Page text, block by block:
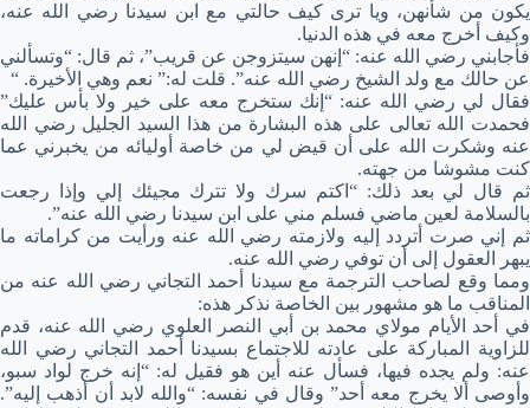
يكون من شأنهن، ويا ترى كيف حالتي مع ابن سيدنا رضي الله عنه،
وكيف أخرج معه في هذه الدنيا.
فأجابني رضي الله عنه: “إنهن سيتزوجن عن قريب”، ثم قال: “وتسألني
عن حالك مع ولد الشيخ رضي الله عنه”. قلت له:” نعم وهي الأخيرة. “
فقال لي رضي الله عنه: “إنك ستخرج معه على خير ولا بأس عليك”
فحمدت الله تعالى على هذه البشارة من هذا السيد الجليل رضي الله
عنه وشكرت الله على أن قيض لي من خاصة أوليائه من يخبرني عما
كنت مشوشا من جهته.
ثم قال لي بعد ذلك: “اكتم سرك ولا تترك مجيئك إلي وإذا رجعت
بالسلامة لعين ماضي فسلم مني على ابن سيدنا رضي الله عنه”.
ثم إني صرت أتردد إليه ولازمته رضي الله عنه ورأيت من كراماته ما
يبهر العقول إلى أن توفي رضي الله عنه.
ومما وقع لصاحب الترجمة مع سيدنا أحمد التجاني رضي الله عنه من
المناقب ما هو مشهور بين الخاصة نذكر هذه:
في أحد الأيام مولاي محمد بن أبي النصر العلوي رضي الله عنه، قدم
للزاوية المباركة على عادته للاجتماع بسيدنا أحمد التجاني رضي الله
عنه: ولم يجده فيها، فسأل عنه أين هو فقيل له: “إنه خرج لواد سبو،
وأوصى ألا يخرج معه أحد” وقال في نفسه: “والله لابد أن أذهب إليه”.